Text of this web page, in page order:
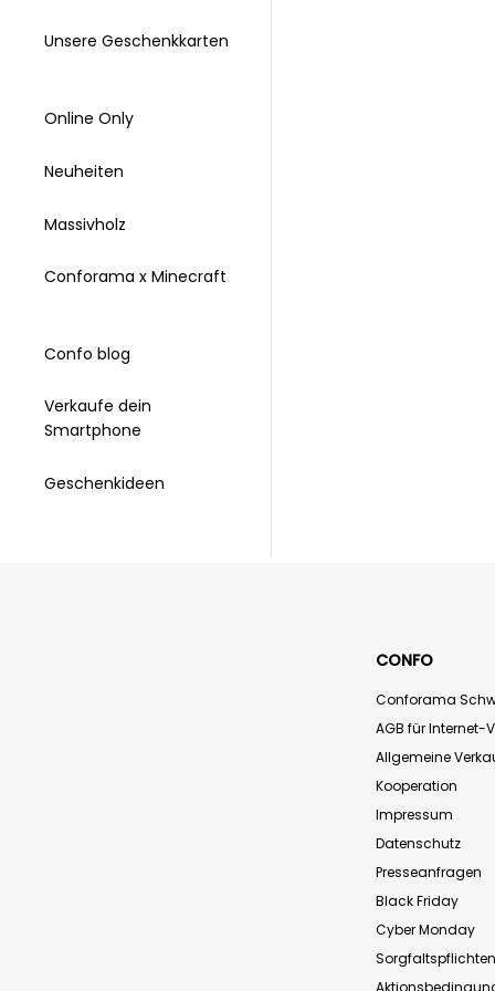
Unsere Geschenkkarten
Online Only
Neuheiten
Massivholz
Conforama x Minecraft
Confo blog
Verkaufe dein
Smartphone
Geschenkideen
CONFO
Conforama
AGB für Internet-
Allgemeine
Kooperation
Impressum
Datenschutz
Presseanfragen
Black Friday
Cyber Monday
Sorgfaltspflichten